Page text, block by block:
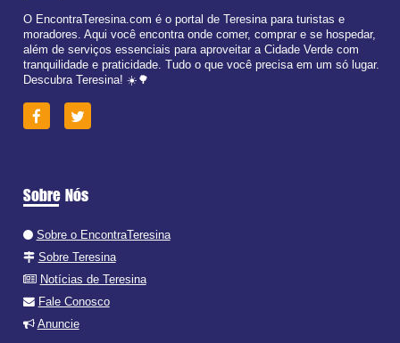
O EncontraTeresina.com é o portal de Teresina para turistas e
moradores. Aqui você encontra onde comer, comprar e se hospedar,
além de serviços essenciais para aproveitar a Cidade Verde com
tranquilidade e praticidade. Tudo o que você precisa em um só lugar.
Descubra Teresina! ☀️🌳
Sobre Nós
Sobre o EncontraTeresina
Sobre Teresina
Notícias de Teresina
Fale Conosco
Anuncie